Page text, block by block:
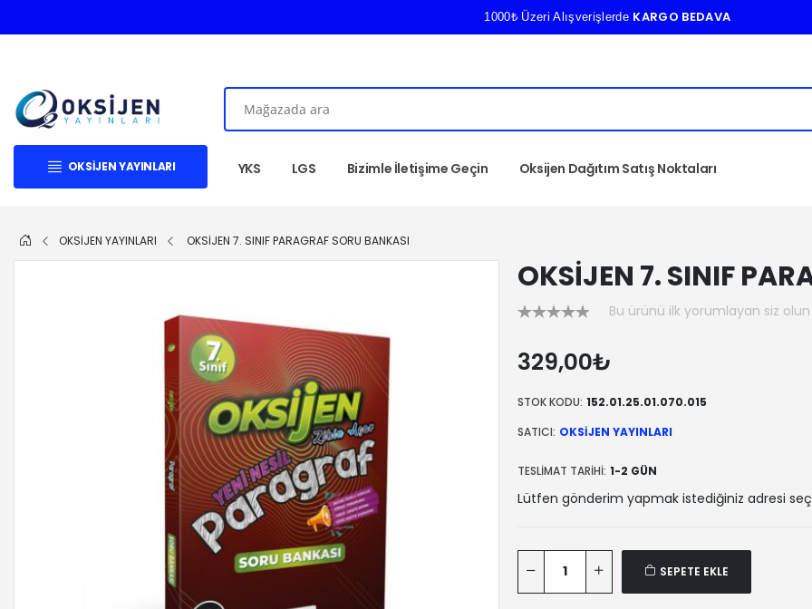
1000₺ Üzeri Alışverişlerde KARGO BEDAVA
OKSIJEN YAYINLARI YKS LGS Bizimle İletişime Geçin Oksijen Dağıtım Satış Noktaları
OKSİJEN YAYINLARI OKSİJEN 7. SINIF PARAGRAF SORU BANKASI
OKSİJEN 7. SINIF
Bu ürünü ilk yorumlayan siz olun
329,00₺
STOK KODU: 152.01.25.01.070.015
SATICI: OKSIJEN YAYINLARI
TESLIMAT TARIHI: 1-2 GÜN
Lütfen gönderim yapmak istediğiniz adresi
SEPETE EKLE